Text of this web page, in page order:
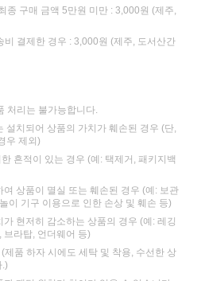
종 구매 금액 5만원 미만 : 3,000원 (제주,
비 결제한 경우 : 3,000원 (제주, 도서산간
처리는 불가능합니다.
설치되어 상품의 가치가 훼손된 경우 (단,
우 제외)
흔적이 있는 경우 (예: 택제거, 패키지백
상품이 멸실 또는 훼손된 경우 (예: 보관
이 기구 이용으로 인한 손상 및 훼손 등)
현저히 감소하는 상품의 경우 (예: 레깅
브라탑, 언더웨어 등)
제품 하자 시에도 세탁 및 착용, 수선한 상